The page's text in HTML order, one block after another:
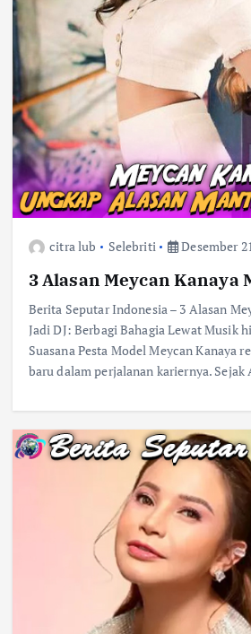
citra lub Selebriti Desember
3 Alasan Meycan Kanaya
Berita Seputar Indonesia – 3 Alasan
Jadi DJ: Berbagi Bahagia Lewat Musik
Suasana Pesta Model Meycan Kanaya
baru dalam perjalanan kariernya.